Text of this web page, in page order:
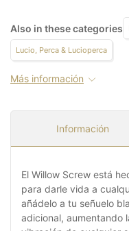
Also in these categories
Lucio, Perca & Lucioperca
Más información
Información
El Willow Screw está
para darle vida a
añádelo a tu señuelo
adicional, aumentando